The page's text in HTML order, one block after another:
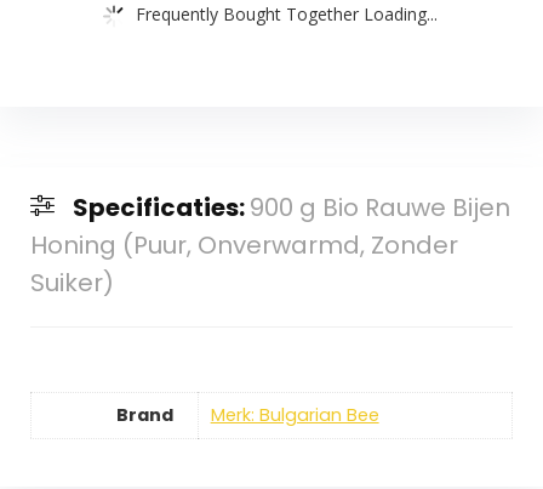
Frequently Bought Together Loading...
Specificaties:900 g Bio Rauwe Bijen
Honing (Puur, Onverwarmd, Zonder
Suiker)
Brand Merk: Bulgarian Bee